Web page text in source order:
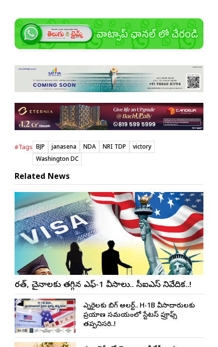
#Tags BJP janasena NDA NRI TDP
victory
Washington DC
Related News
భారత్, చైనాలకు తగ్గిన ఎఫ్-1 వీసాలు.. సీఐఎస్ నివేదిక..!
ఎన్నారైలకు బిగ్ అలర్ట్.. H-1B వీసాదారులకు
ప్రయాణ సమయంలో స్టేటస్ ప్రూఫ్స్
తప్పనిసరి..!